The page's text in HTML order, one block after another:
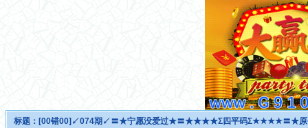
标题： [00错00]↙074期↙〓★宁愿没爱过★〓★★★★Σ四平码Σ★★★★〓★原